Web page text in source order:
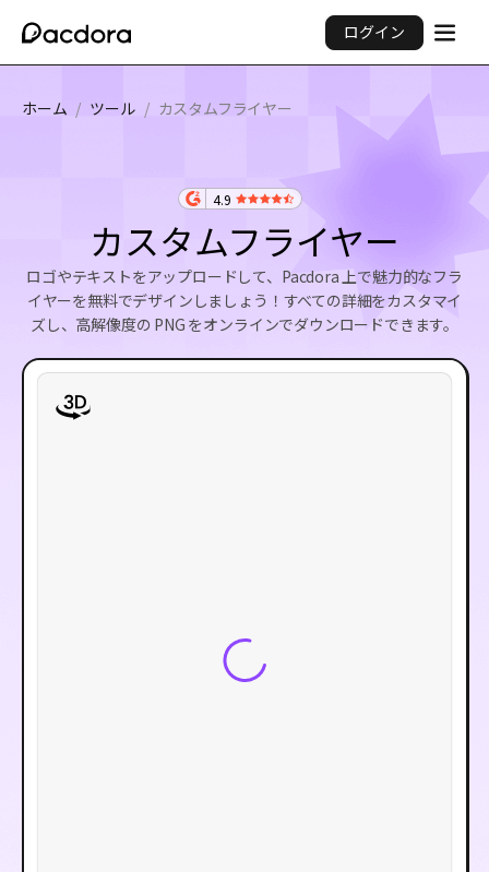
ログイン
ホーム / ツール / カスタムフライヤー
4.9
カスタムフライヤー
ロゴやテキストをアップロードして、Pacdora 上で魅力的なフラ
イヤーを無料でデザインしましょう！すべての詳細をカスタマイ
ズし、高解像度の PNG をオンラインでダウンロードできます。